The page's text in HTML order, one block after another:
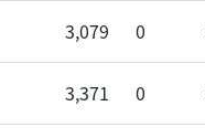
3,079 0
3,371 0